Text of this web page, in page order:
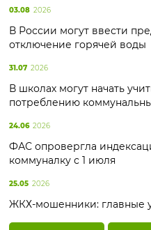
03.08 2026
В России могут ввести
отключение горячей воды
31.07 2026
В школах могут начать
потреблению
24.06 2026
ФАС опровергла
коммуналку с 1 июля
25.05 2026
ЖКХ-мошенники: главные